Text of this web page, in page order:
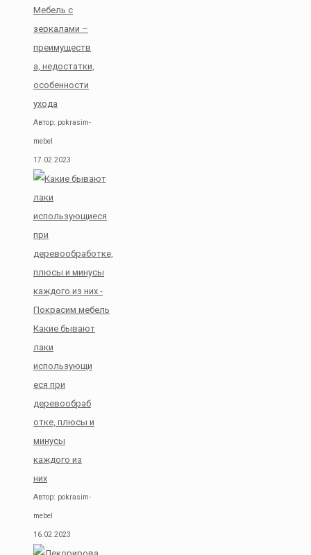
Мебель с
зеркалами –
преимуществ
а, недостатки,
особенности
ухода
Автор: pokrasim-
mebel
17.02.2023
Какие бывают
лаки
использующи
еся при
деревообраб
отке, плюсы и
минусы
каждого из
них
Автор: pokrasim-
mebel
16.02.2023